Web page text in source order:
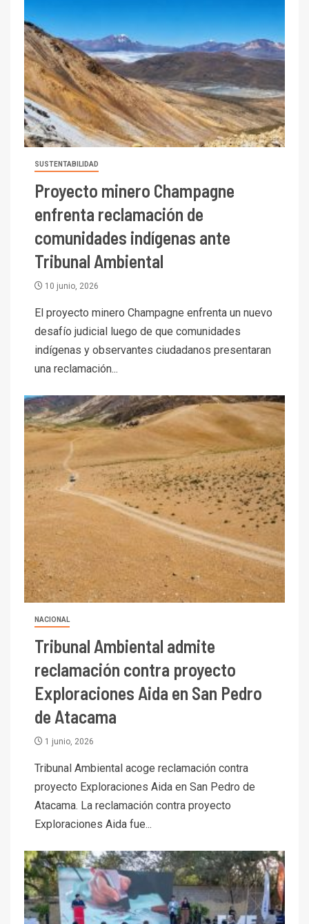
SUSTENTABILIDAD
Proyecto minero Champagne
enfrenta reclamación de
comunidades indígenas ante
Tribunal Ambiental
10 junio, 2026
El proyecto minero Champagne enfrenta un nuevo
desafío judicial luego de que comunidades
indígenas y observantes ciudadanos presentaran
una reclamación...
NACIONAL
Tribunal Ambiental admite
reclamación contra proyecto
Exploraciones Aida en San Pedro
de Atacama
1 junio, 2026
Tribunal Ambiental acoge reclamación contra
proyecto Exploraciones Aida en San Pedro de
Atacama. La reclamación contra proyecto
Exploraciones Aida fue...